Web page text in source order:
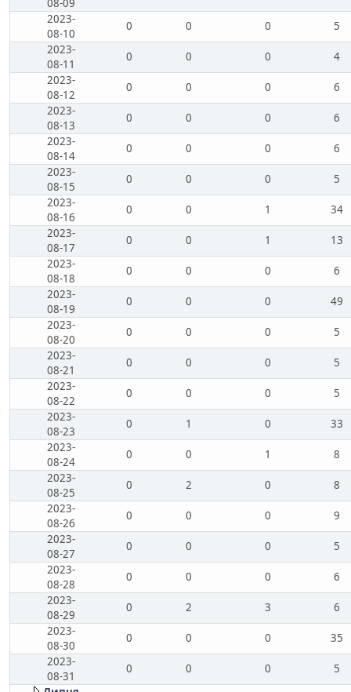
08-09
2023-
08-10
0 0 0
5
2023-
08-11
0 0 0
4
2023-
08-12
0 0 0
6
2023-
08-13
0 0 0
6
2023-
08-14
0 0 0
6
2023-
08-15
0 0 0
5
2023-
08-16
0 0 1
34
2023-
08-17
0 0 1
13
2023-
08-18
0 0 0
6
2023-
08-19
0 0 0
49
2023-
08-20
0 0 0
5
2023-
08-21
0 0 0
5
2023-
08-22
0 0 0
5
2023-
08-23
0 1 0
33
2023-
08-24
0 0 1
8
2023-
08-25
0 2 0
8
2023-
08-26
0 0 0
9
2023-
08-27
0 0 0
5
2023-
08-28
0 0 0
6
2023-
08-29
0 2 3
6
2023-
08-30
0 0 0
35
2023-
08-31
0 0 0
5